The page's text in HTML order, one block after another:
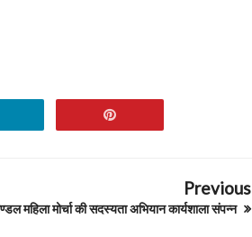
Previous
महिला मोर्चा की सदस्यता अभियान कार्यशाला संपन्न